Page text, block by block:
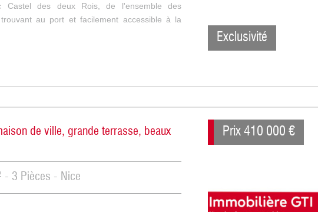
Exclusivité
des deux Rois, de l'ensemble des
au port et facilement accessible à la
Prix 410 000 €
de ville, grande terrasse, beaux
- 3 Pièces - Nice